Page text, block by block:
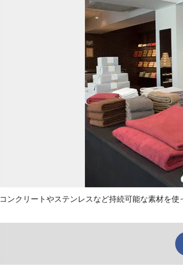
コンクリートやステンレスなど持続可能な素材を使